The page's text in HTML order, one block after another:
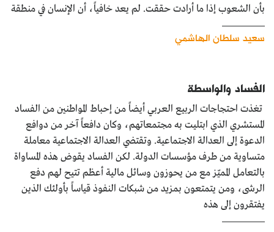
بأن الشعوب إذا ما أرادت حققت. لم يعد خافياً، أن الإنسان في منطقة
سعيد سلطان الهاشمي
الفساد والواسطة
تغذت احتجاجات الربيع العربي أيضاً من إحباط المواطنين من الفساد
المستشري الذي ابتليت به مجتمعاتهم، وكان دافعاً آخر من دوافع
الدعوة إلى العدالة الاجتماعية. وتقتضي العدالة الاجتماعية معاملة
متساوية من طرف مؤسسات الدولة. لكن الفساد يقوض هذه المساواة
بالتعامل المميّز مع من يحوزون وسائل مالية أعظم تتيح لهم دفع
الرشى، ومن يتمتعون بمزيد من شبكات النفوذ قياساً بأولئك الذين
يفتقرون إلى هذه